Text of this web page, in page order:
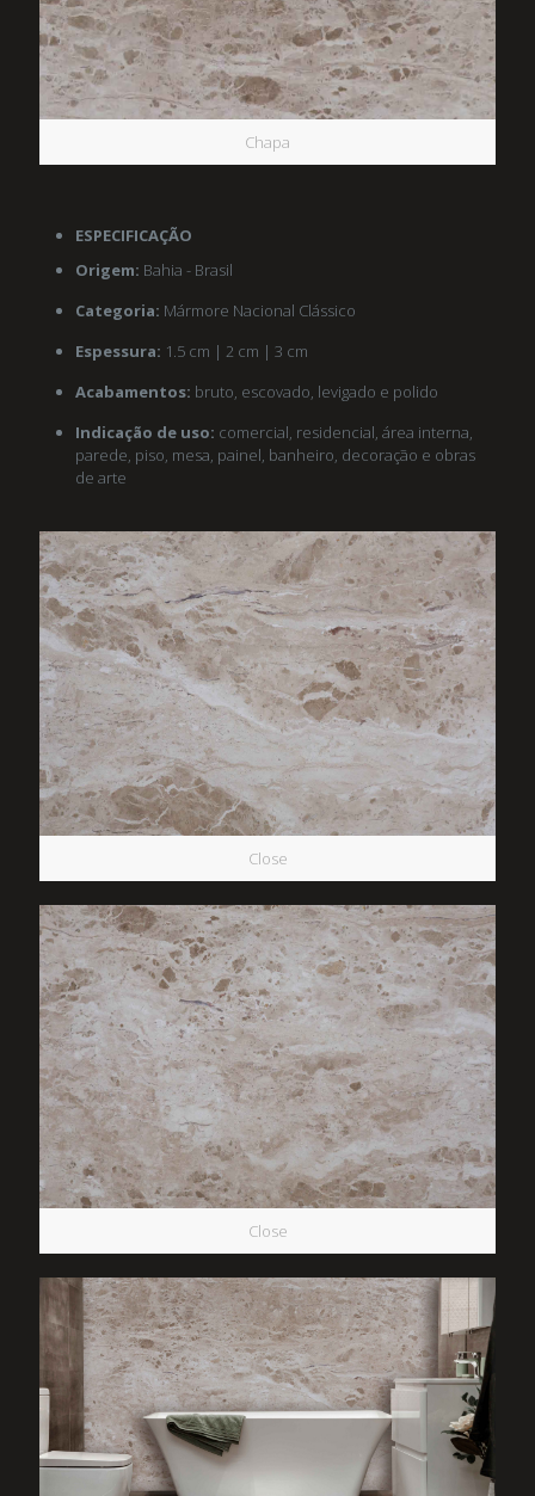
Chapa
ESPECIFICAÇÃO
Origem: Bahia - Brasil
Categoria: Mármore Nacional Clássico
Espessura: 1.5 cm | 2 cm | 3 cm
Acabamentos: bruto, escovado, levigado e polido
Indicação de uso: comercial, residencial, área interna,
parede, piso, mesa, painel, banheiro, decoração e obras
de arte
Close
Close